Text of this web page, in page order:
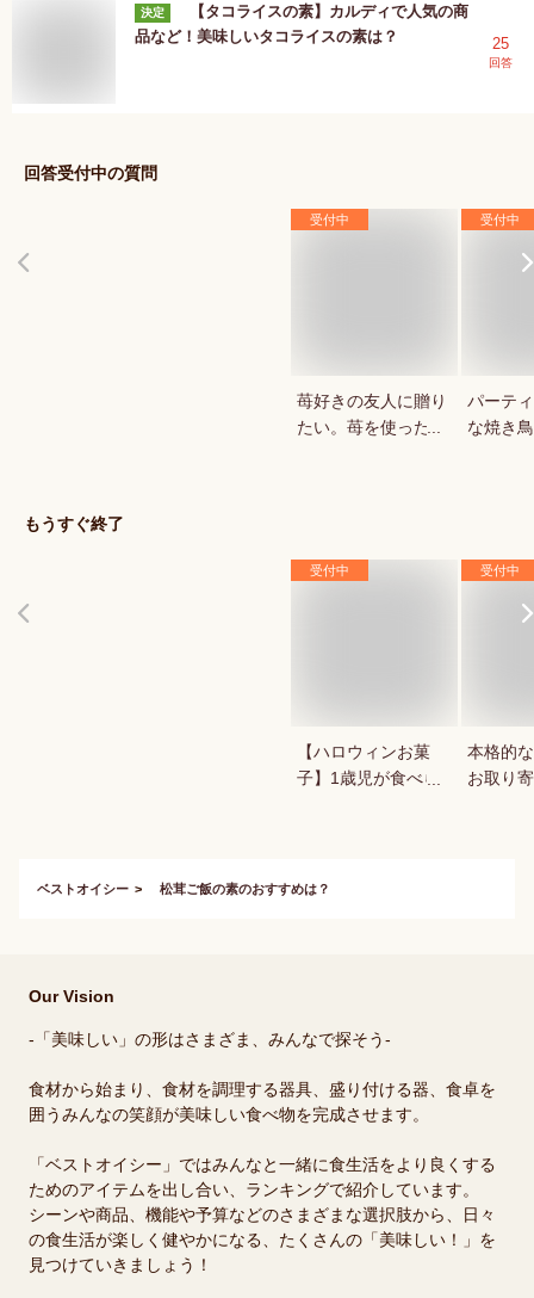
決定
【タコライスの素】カルディで人気の商
品など！美味しいタコライスの素は？
25
回答
回答受付中の質問
受付中
苺好きの友人に贈り
たい。苺を使ったお
受付中
パーテ
な焼き
もうすぐ終了
受付中
【ハロウィンお菓
子】1歳児が食べら
受付中
本格的
お取り
ベストオイシー 松茸ご飯の素のおすすめは？
Our Vision
-「美味しい」の形はさまざま、みんなで探そう-
食材から始まり、食材を調理する器具、盛り付ける器、食卓を
囲うみんなの笑顔が美味しい食べ物を完成させます。
「ベストオイシー」ではみんなと一緒に食生活をより良くする
ためのアイテムを出し合い、ランキングで紹介しています。
シーンや商品、機能や予算などのさまざまな選択肢から、日々
の食生活が楽しく健やかになる、たくさんの「美味しい！」を
見つけていきましょう！